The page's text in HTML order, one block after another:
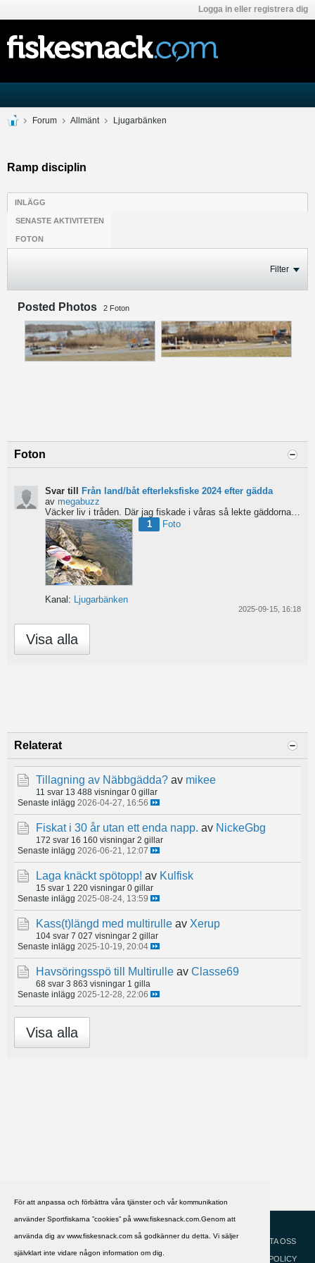
För att anpassa och förbättra våra tjänster och vår kommunikation
använder Sportfiskarna ”cookies” på www.fiskesnack.com.Genom att
använda dig av www.fiskesnack.com så godkänner du detta. Vi säljer
självklart inte vidare någon information om dig.
Logga in eller registrera dig
Forum Allmänt Ljugarbänken
Ramp disciplin
INLÄGG
SENASTE AKTIVITETEN
FOTON
Filter
Posted Photos 2 Foton
Foton
Svar till
Från land/båt efterleksfiske 2024 efter gädda
av megabuzz
Väcker liv i tråden. Där jag fiskade i våras så lekte gäddorna från början av mars hela vägen in i juni...
1
Foto
Kanal: Ljugarbänken
2025-09-15, 16:18
Visa alla
Relaterat
Tillagning av Näbbgädda? av mikee
11 svar 13 488 visningar 0 gillar
Senaste inlägg 2026-04-27, 16:56
Fiskat i 30 år utan ett enda napp. av NickeGbg
172 svar 16 160 visningar 2 gillar
Senaste inlägg 2026-06-21, 12:07
Laga knäckt spötopp! av Kulfisk
15 svar 1 220 visningar 0 gillar
Senaste inlägg 2025-08-24, 13:59
Kass(t)längd med multirulle av Xerup
104 svar 7 027 visningar 2 gillar
Senaste inlägg 2025-10-19, 20:04
Havsöringsspö till Multirulle av Classe69
68 svar 3 863 visningar 1 gilla
Senaste inlägg 2025-12-28, 22:06
Visa alla
HJÄLP
KONTAKTA OSS
COOKIEPOLICY